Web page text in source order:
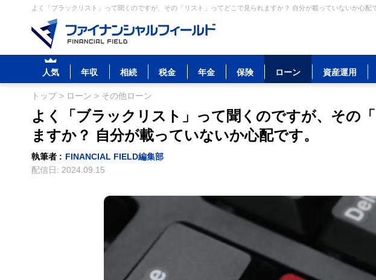
よく「ブラックリスト」って聞くのですが、その「リスト」ってどこで見られますか？ 自分が載っていないか心配
人気 年収 相続 税金 年金 保険 ローン 資産運用
トップ> ローン > その他ローン
よく「ブラックリスト」って聞くのですが、その
ますか？ 自分が載っていないか心配です。
執筆者 : FINANCIAL FIELD編集部
配信日: 2024.09.15